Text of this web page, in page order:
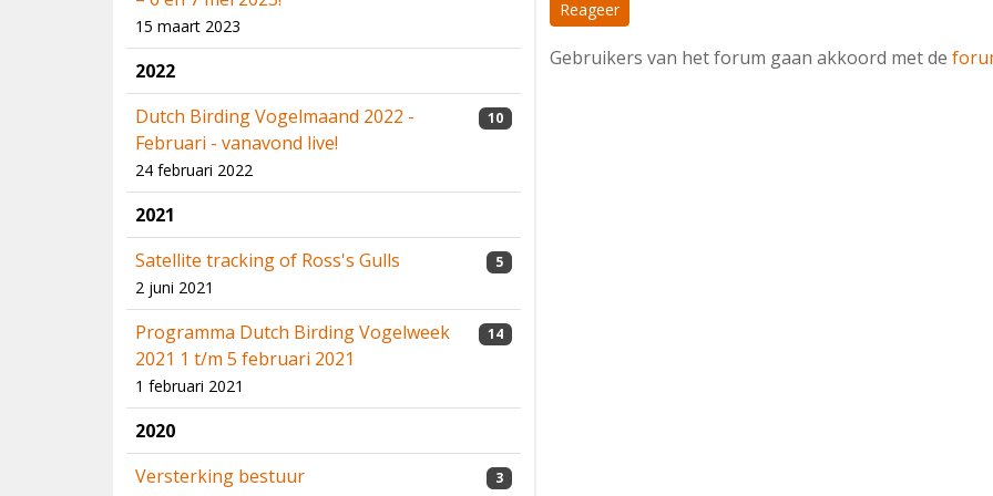
15 maart 2023
2022
Dutch Birding Vogelmaand 2022 -
Februari - vanavond live!
24 februari 2022
10
2021
Satellite tracking of Ross's Gulls
2 juni 2021
5
Programma Dutch Birding Vogelweek
2021 1 t/m 5 februari 2021
1 februari 2021
14
2020
Versterking bestuur
3
Reageer
Gebruikers van het forum gaan akkoord met de